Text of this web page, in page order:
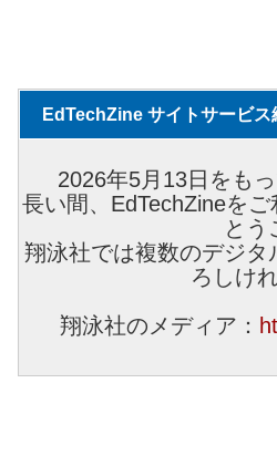
EdTechZine サイトサービス
2026年5月13日をも
長い間、EdTechZineを
とう
翔泳社では複数のデジ
ろしけ
翔泳社のメディア：